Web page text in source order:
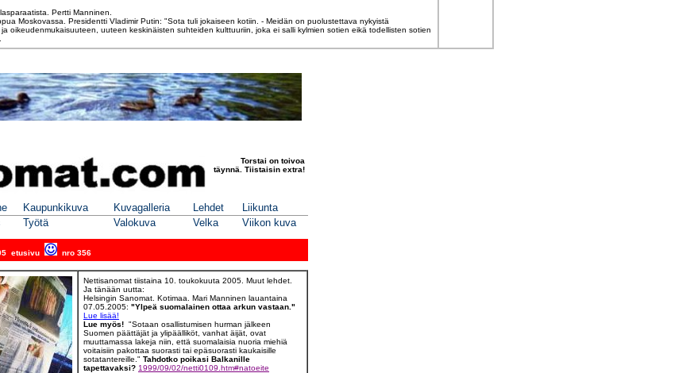
Pertti Manninen.
Moskovassa. Presidentti Vladimir Putin: "Sota tuli jokaiseen kotiin. - Meidän on puolustettava nykyistä
oikeudenmukaisuuteen, uuteen keskinäisten suhteiden kulttuuriin, joka ei salli kylmien sotien eikä todellisten sotien
Torstai on toivoa
täynnä. Tiistaisin extra!
Kaupunkikuva Kuvagalleria Lehdet
Liikunta
Työtä Valokuva Velka Viikon kuva
etusivu nro 356
Nettisanomat tiistaina 10. toukokuuta 2005. Muut lehdet.
Ja tänään uutta:
Helsingin Sanomat. Kotimaa. Mari Manninen lauantaina
07.05.2005: "Ylpeä suomalainen ottaa arkun vastaan."
Lue lisää!
Lue myös! "Sotaan osallistumisen hurman jälkeen
Suomen päättäjät ja ylipäälliköt, vanhat äijät, ovat
muuttamassa lakeja niin, että suomalaisia nuoria miehiä
voitaisiin pakottaa suorasti tai epäsuorasti kaukaisille
sotatantereille." Tahdotko poikasi Balkanille
tapettavaksi? 1999/09/02/netti0109.htm#natoeite